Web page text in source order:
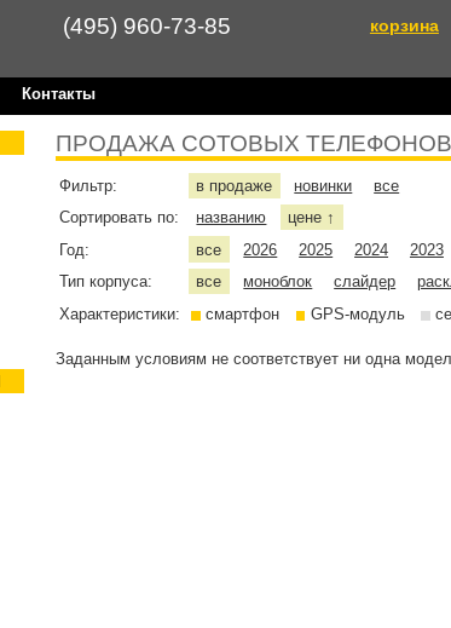
(495) 960-73-85 корзина
Контакты
ПРОДАЖА СОТОВЫХ ТЕЛЕФОНОВ
Фильтр: в продаже новинки
все
Сортировать по:
названию цене ↑
Год: все 2026 2025 2024
2023
Тип корпуса:
все моноблок слайдер
Характеристики:
смартфон GPS-модуль
Заданным условиям не соответствует ни одна